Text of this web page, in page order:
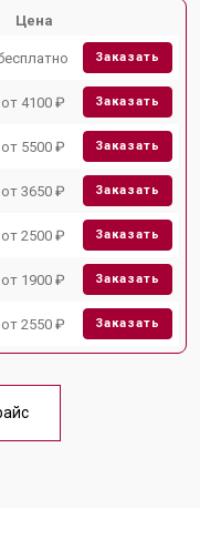
Цена
Заказать
от 4100 ₽ Заказать
от 5500 ₽ Заказать
от 3650 ₽ Заказать
от 2500 ₽ Заказать
от 1900 ₽ Заказать
от 2550 ₽ Заказать